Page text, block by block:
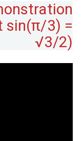
sin(π/3) =
√3/2)